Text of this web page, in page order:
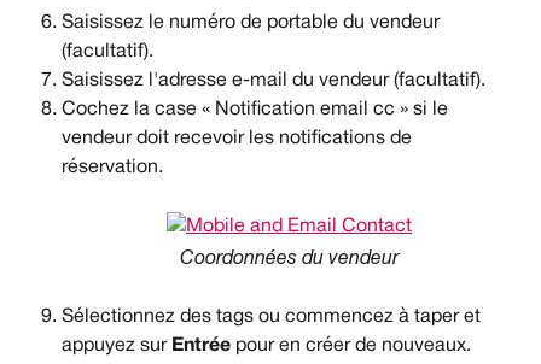
Saisissez le numéro de portable du vendeur
(facultatif).
Saisissez l'adresse e-mail du vendeur (facultatif).
Cochez la case « Notification email cc » si le
vendeur doit recevoir les notifications de
réservation.
Coordonnées du vendeur
Sélectionnez des tags ou commencez à taper et
appuyez sur Entrée pour en créer de nouveaux.